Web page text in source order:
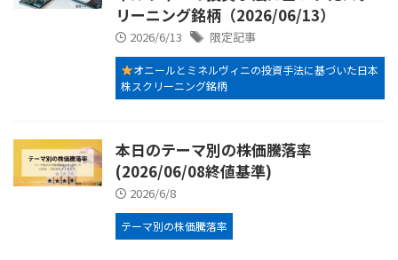
リーニング銘柄（2026/06/13）
2026/6/13 限定記事
オニールとミネルヴィニの投資手法に基づいた日本
株スクリーニング銘柄
本日のテーマ別の株価騰落率
(2026/06/08終値基準)
2026/6/8
テーマ別の株価騰落率